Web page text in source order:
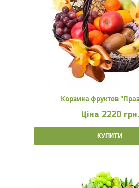
Корзина фруктов
Ціна 2220 грн.
КУПИТИ